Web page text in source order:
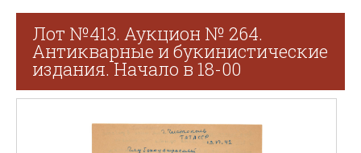
Лот №413. Аукцион № 264.
Антикварные и букинистические
издания. Начало в 18-00